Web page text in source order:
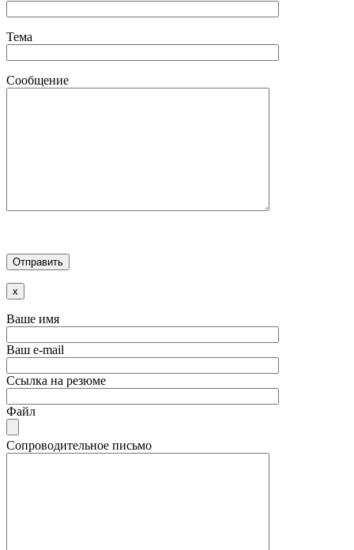
Тема
Сообщение
x
Ваше имя
Ваш e-mail
Ссылка на резюме
Файл
Сопроводительное письмо